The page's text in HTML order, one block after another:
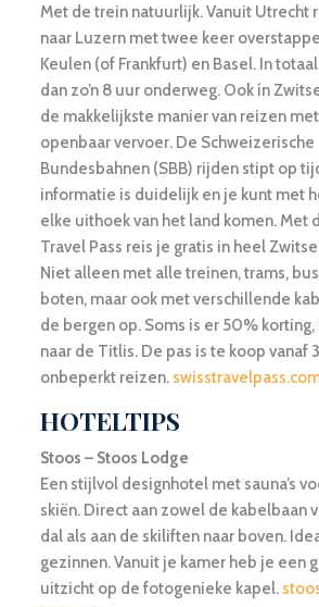
Met de trein natuurlijk. Vanuit Utrecht
naar Luzern met twee keer
Keulen (of Frankfurt) en Basel. In
dan zo’n 8 uur onderweg. Ook ín
de makkelijkste manier van reizen
openbaar vervoer. De Schweizerische
Bundesbahnen (SBB) rijden stipt op
informatie is duidelijk en je kunt met
elke uithoek van het land komen. Met
Travel Pass reis je gratis in heel
Niet alleen met alle treinen, trams,
boten, maar ook met verschillende
de bergen op. Soms is er 50% korting,
naar de Titlis. De pas is te koop vanaf
onbeperkt reizen.
HOTELTIPS
Stoos – Stoos Lodge
Een stijlvol designhotel met sauna’s
skiën. Direct aan zowel de kabelbaan
dal als aan de skiliften naar boven.
gezinnen. Vanuit je kamer heb je een
uitzicht op de fotogenieke kapel.